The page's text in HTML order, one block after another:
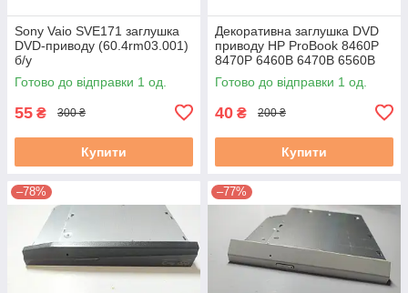
Sony Vaio SVE171 заглушка
DVD-приводу (60.4rm03.001)
б/у
Готово до відправки 1 од.
55 ₴ 300 ₴
Купити
Декоративна заглушка DVD
приводу HP ProBook 8460P
8470P 6460B 6470B 6560B
6570B БУ
Готово до відправки 1 од.
40 ₴ 200 ₴
Купити
–78% –77%